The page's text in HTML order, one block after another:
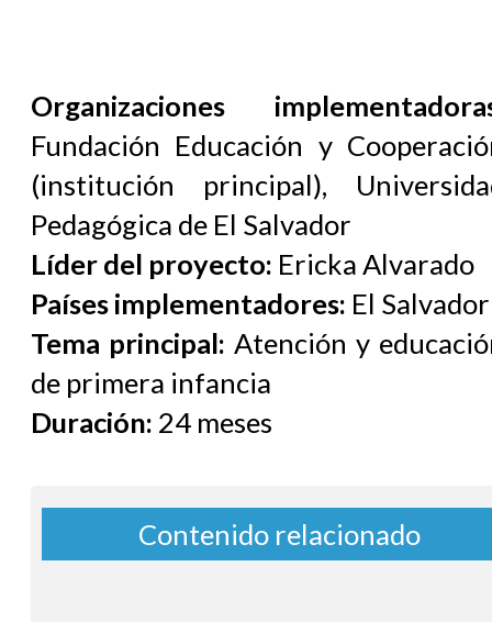
Organizaciones
Fundación Educación y
(institución principal),
Pedagógica de El Salvador
Líder del proyecto: Ericka Alvarado
Países implementadores: El Salvador
Tema principal: Atención y
de primera infancia
Duración: 24 meses
Contenido relacionado